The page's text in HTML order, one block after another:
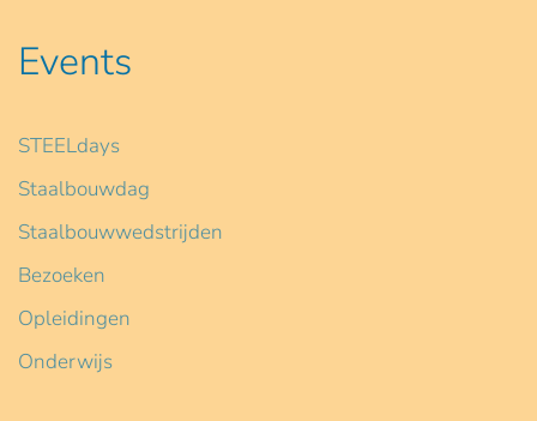
Events
STEELdays
Staalbouwdag
Staalbouwwedstrijden
Bezoeken
Opleidingen
Onderwijs